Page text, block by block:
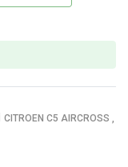
CITROEN C5 AIRCROSS ,